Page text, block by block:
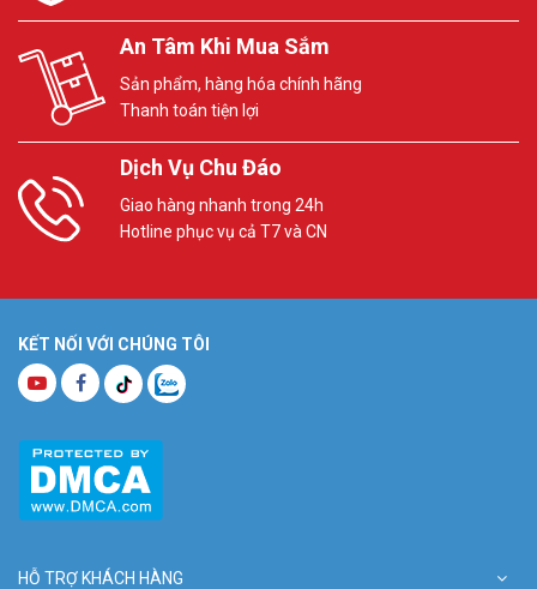
An Tâm Khi Mua Sắm
Sản phẩm, hàng hóa chính hãng
Thanh toán tiện lợi
Dịch Vụ Chu Đáo
Giao hàng nhanh trong 24h
Hotline phục vụ cả T7 và CN
KẾT NỐI VỚI CHÚNG TÔI
HỖ TRỢ KHÁCH HÀNG